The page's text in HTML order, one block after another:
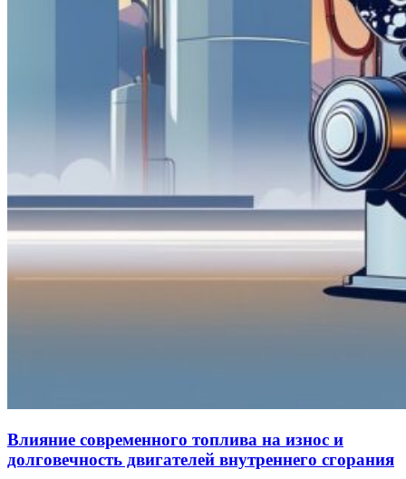
Влияние современного топлива на износ и
долговечность двигателей внутреннего сгорания